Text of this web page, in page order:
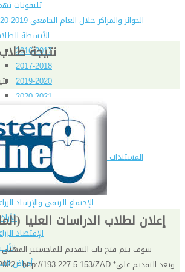
تليفونات
الجوائز والمراكز خلال العام الجامعى 2019-2020
الأنشطة
2016-2017
2017-2018
2019-2020
2020-2021
ملتقى
خريجى
المستندات المطلوبة لاستخراج شهادات
الإجتماع الريفي والإرشاد
الإقتصاد
أمراض
نتيجة
إعلان لطلاب الدراسات العليا